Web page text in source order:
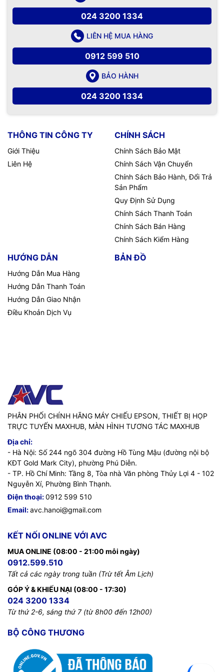
024 3200 1334
LIÊN HỆ MUA HÀNG
0912 599 510
BẢO HÀNH
024 3200 1334
THÔNG TIN CÔNG TY
Giới Thiệu
Liên Hệ
CHÍNH SÁCH
Chính Sách Bảo Mật
Chính Sách Vận Chuyển
Chính Sách Bảo Hành, Đổi Trả
Sản Phẩm
Quy Định Sử Dụng
Chính Sách Thanh Toán
Chính Sách Bán Hàng
Chính Sách Kiểm Hàng
HƯỚNG DẪN
Hướng Dẫn Mua Hàng
Hướng Dẫn Thanh Toán
Hướng Dẫn Giao Nhận
Điều Khoản Dịch Vụ
BẢN ĐỒ
PHÂN PHỐI CHÍNH HÃNG MÁY CHIẾU EPSON, THIẾT BỊ HỌP
TRỰC TUYẾN MAXHUB, MÀN HÌNH TƯƠNG TÁC MAXHUB
Địa chỉ:
- Hà Nội: Số 244 ngõ 304 đường Hồ Tùng Mậu (đường nội bộ
KĐT Gold Mark City), phường Phú Diễn.
- TP. Hồ Chí Minh: Tầng 8, Tòa nhà Văn phòng Thủy Lợi 4 - 102
Nguyễn Xí, Phường Bình Thạnh.
Điện thoại:0912 599 510
Email:avc.hanoi@gmail.com
KẾT NỐI ONLINE VỚI AVC
MUA ONLINE (08:00 - 21:00 mỗi ngày)
0912.599.510
Tất cả các ngày trong tuần (Trừ tết Âm Lịch)
GÓP Ý & KHIẾU NẠI (08:00 - 17:30)
024 3200 1334
Từ thứ 2-6, sáng thứ 7 (từ 8h00 đến 12h00)
BỘ CÔNG THƯƠNG